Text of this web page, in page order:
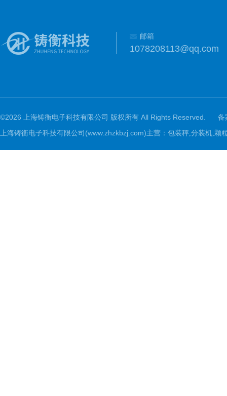
邮箱
1078208113@qq.com
©2026 上海铸衡电子科技有限公司 版权所有 All Rights Reserved.
备
上海铸衡电子科技有限公司(www.zhzkbzj.com)主营： 包装秤,分装机,颗